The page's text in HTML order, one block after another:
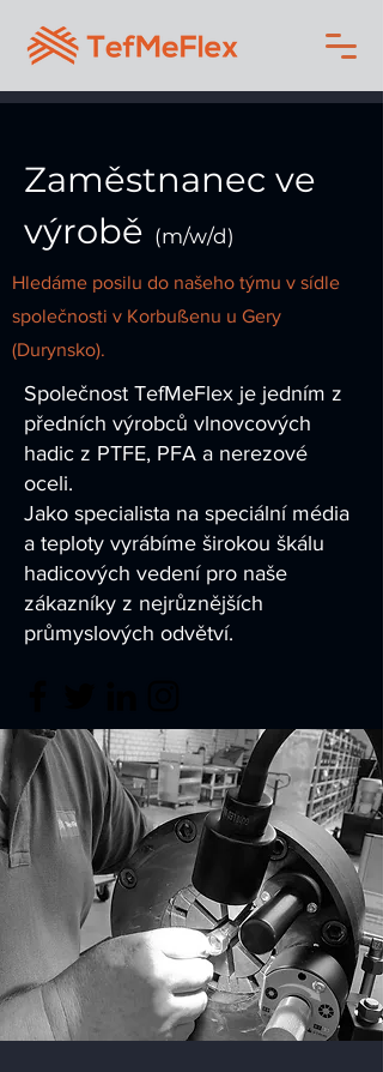
Zaměstnanec ve
výrobě (m/w/d)
Hledáme posilu do našeho týmu v sídle
společnosti v Korbußenu u Gery
(Durynsko).
Společnost TefMeFlex je jedním z
předních výrobců vlnovcových
hadic z PTFE, PFA a nerezové
oceli.
Jako specialista na speciální média
a teploty vyrábíme širokou škálu
hadicových vedení pro naše
zákazníky z nejrůznějších
průmyslových odvětví.